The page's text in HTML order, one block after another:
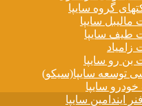
گروه سایپا
سایپا
طیف سایپا
رو سایپا
توسعه سایپا(سیکو)
خودرو سایپا
ایندامین سایپا